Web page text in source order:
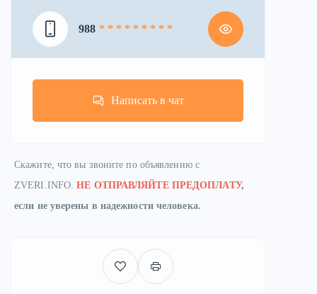
988 * * * * * * * * *
Написать в чат
Скажите, что вы звоните по объявлению с
ZVERI.INFO.НЕ ОТПРАВЛЯЙТЕ ПРЕДОПЛАТУ,
если не уверены в надежности человека.